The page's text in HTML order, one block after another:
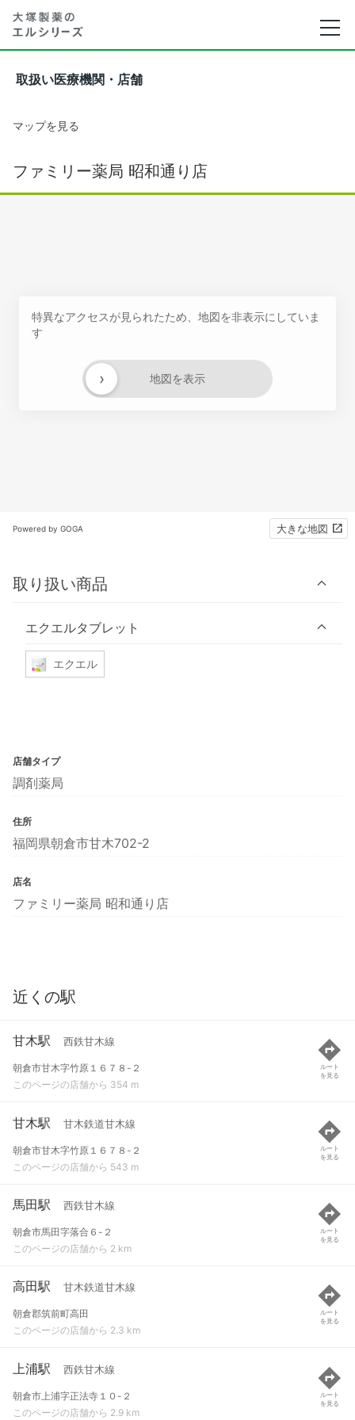
取扱い医療機関・店舗
マップを見る
ファミリー薬局 昭和通り店
特異なアクセスが見られたため、地図を非表示にしていま
す
地図を表示
›
Powered by GOGA 大きな地図
取り扱い商品
エクエルタブレット
エクエル
店舗タイプ
調剤薬局
住所
福岡県朝倉市甘木702-2
店名
ファミリー薬局 昭和通り店
近くの駅
甘木駅 西鉄甘木線
朝倉市甘木字竹原１６７８-２
このページの店舗から 354 m
ルート
を見る
甘木駅 甘木鉄道甘木線
朝倉市甘木字竹原１６７８-２
このページの店舗から 543 m
ルート
を見る
馬田駅 西鉄甘木線
朝倉市馬田字落合６-２
このページの店舗から 2 km
ルート
を見る
高田駅 甘木鉄道甘木線
朝倉郡筑前町高田
このページの店舗から 2.3 km
ルート
を見る
上浦駅 西鉄甘木線
朝倉市上浦字正法寺１０-２
このページの店舗から 2.9 km
ルート
を見る